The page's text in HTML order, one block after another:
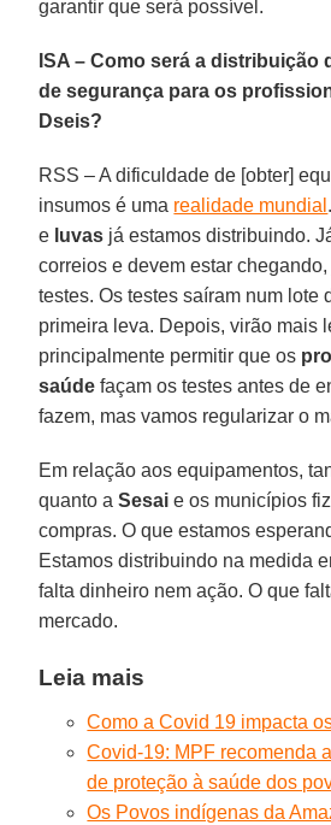
garantir que será possível.
ISA – Como será a distribuição
de segurança para os
Dseis?
RSS – A dificuldade de [obter]
insumos é uma realidade mundial
e luvas já estamos distribuindo.
correios e devem estar
testes. Os testes saíram num lote
primeira leva. Depois, virão mais
principalmente permitir que os
saúde façam os testes antes de
fazem, mas vamos regularizar o
Em relação aos equipamentos,
quanto aSesai e os municípios
compras. O que estamos
Estamos distribuindo na medida
falta dinheiro nem ação. O que
mercado.
Leia mais
Como a Covid 19 impacta
Covid-19: MPF recomenda
de proteção à saúde dos
Os Povos indígenas da